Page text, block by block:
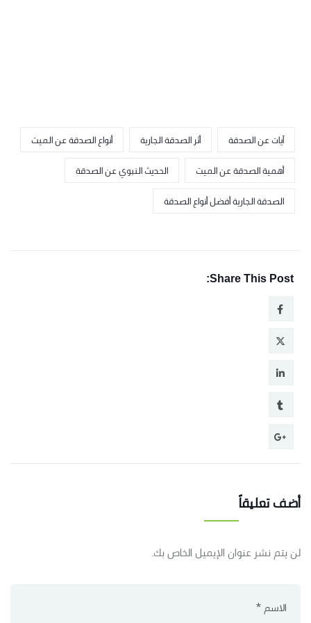
آيات عن الصدقة أثر الصدقة الجارية
أنواع الصدقة عن الميت
أهمية الصدقة عن الميت
الحديث النبوي عن الصدقة
الصدقة الجارية أفضل أنواع الصدقة
Share This Post:
أضف تعليقاً
لن يتم نشر عنوان الإيميل الخاص بك.